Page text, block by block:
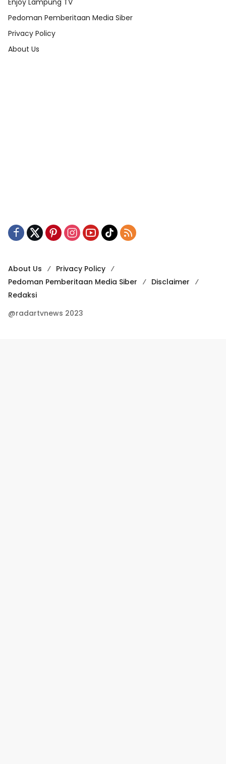
Pedoman Pemberitaan Media Siber
Privacy Policy
About Us
About Us
Privacy Policy
Pedoman Pemberitaan Media Siber
Disclaimer
Redaksi
@radartvnews 2023